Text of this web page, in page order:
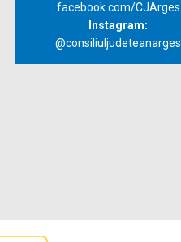
facebook.com/CJArges
Instagram:
@consiliuljudeteanarges